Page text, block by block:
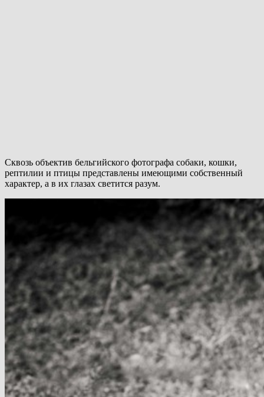
Сквозь объектив бельгийского фотографа собаки, кошки,
рептилии и птицы представлены имеющими собственный
характер, а в их глазах светится разум.